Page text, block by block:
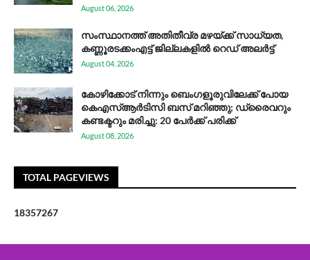
August 06, 2026
സം​സ്ഥാ​ന​ത്ത് അ​തി​തീ​വ്ര മ​ഴ​യ്ക്ക് സാ​ധ്യ​ത,
കണ്ണൂരടക്കംഎ​ട്ട് ജി​ല്ല​ക​ളി​ൽ റെ​ഡ് അ​ലർ​ട്ട്
August 04, 2026
കോഴിക്കോട് നിന്നും ബെംഗളൂരുവിലേക്ക് പോയ
കെഎസ്ആര്‍ടിസി ബസ് മറിഞ്ഞു; ഡ്രൈവറും
കണ്ടക്ടറും മരിച്ചു: 20 പേര്‍ക്ക് പരിക്ക്
August 08, 2026
TOTAL PAGEVIEWS
18357267